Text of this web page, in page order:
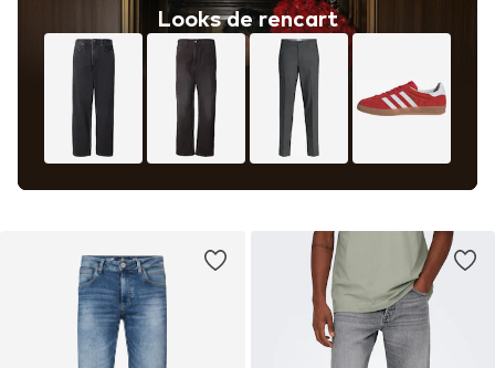
Looks de rencart